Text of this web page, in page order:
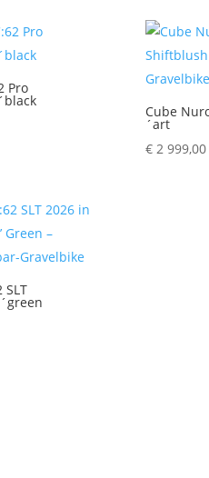
Pro
Cube
´art
€ 2 999,00
SLT